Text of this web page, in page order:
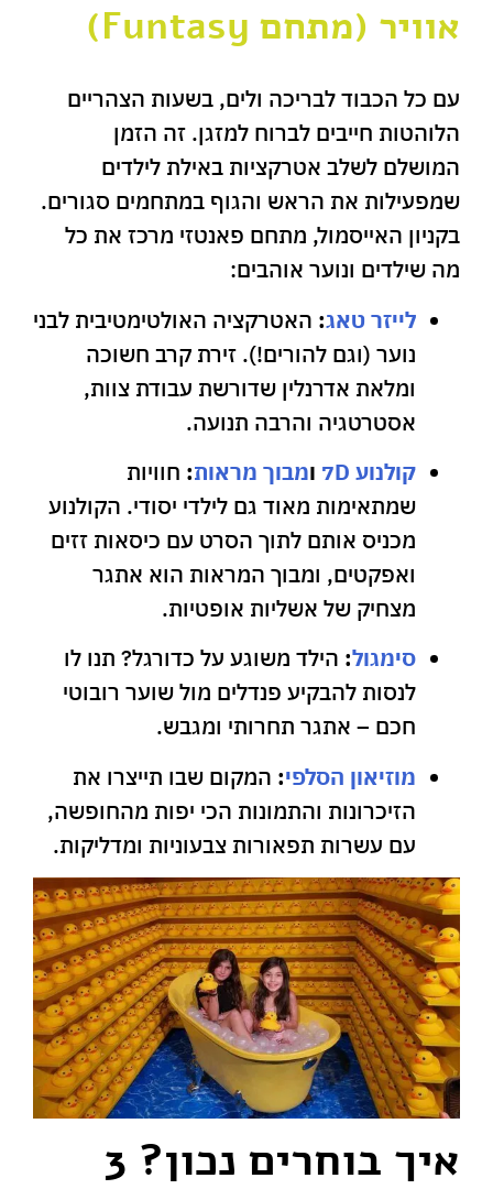
אוויר (מתחם Funtasy)
עם כל הכבוד לבריכה ולים, בשעות הצהריים
הלוהטות חייבים לברוח למזגן. זה הזמן
המושלם לשלב אטרקציות באילת לילדים
שמפעילות את הראש והגוף במתחמים סגורים.
בקניון האייסמול, מתחם פאנטזי מרכז את כל
מה שילדים ונוער אוהבים:
לייזר טאג: האטרקציה האולטימטיבית לבני
נוער (וגם להורים!). זירת קרב חשוכה
ומלאת אדרנלין שדורשת עבודת צוות,
אסטרטגיה והרבה תנועה.
קולנוע 7D
ומבוך מראות: חוויות
שמתאימות מאוד גם לילדי יסודי. הקולנוע
מכניס אותם לתוך הסרט עם כיסאות זזים
ואפקטים, ומבוך המראות הוא אתגר
מצחיק של אשליות אופטיות.
סימגול: הילד משוגע על כדורגל? תנו לו
לנסות להבקיע פנדלים מול שוער רובוטי
חכם – אתגר תחרותי ומגבש.
מוזיאון הסלפי: המקום שבו תייצרו את
הזיכרונות והתמונות הכי יפות מהחופשה,
עם עשרות תפאורות צבעוניות ומדליקות.
איך בוחרים נכון? 3